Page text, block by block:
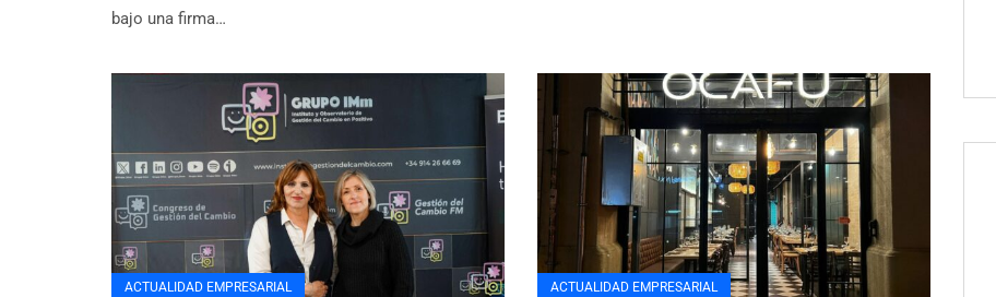
bajo una firma…
ACTUALIDAD EMPRESARIAL ACTUALIDAD EMPRESARIAL